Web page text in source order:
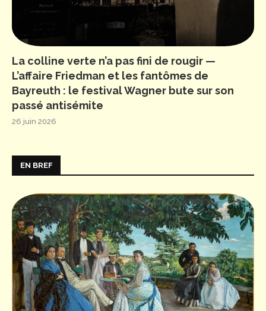
La colline verte n’a pas fini de rougir —
L’affaire Friedman et les fantômes de
Bayreuth : le festival Wagner bute sur son
passé antisémite
26 juin 2026
EN BREF